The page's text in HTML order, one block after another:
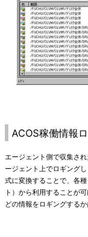
ACOS稼働情報
エージェント側で収集さ
ージェント上でロギング
式に変換することで、各
ト）から利用することが可
どの情報をロギングする